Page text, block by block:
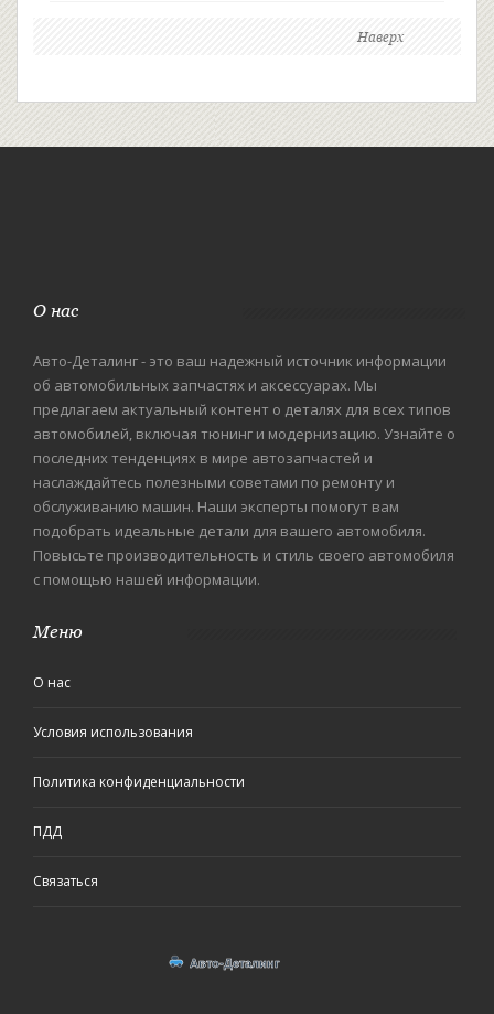
Наверх
О нас
Авто-Деталинг - это ваш надежный источник информации
об автомобильных запчастях и аксессуарах. Мы
предлагаем актуальный контент о деталях для всех типов
автомобилей, включая тюнинг и модернизацию. Узнайте о
последних тенденциях в мире автозапчастей и
наслаждайтесь полезными советами по ремонту и
обслуживанию машин. Наши эксперты помогут вам
подобрать идеальные детали для вашего автомобиля.
Повысьте производительность и стиль своего автомобиля
с помощью нашей информации.
Меню
О нас
Условия использования
Политика конфиденциальности
ПДД
Связаться